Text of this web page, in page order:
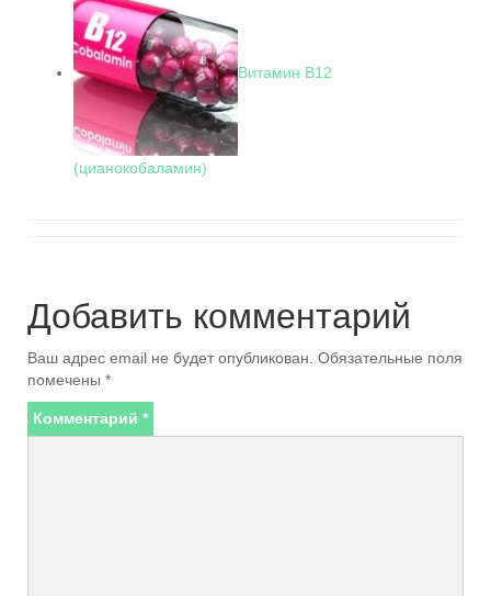
Витамин В12
(цианокобаламин)
Добавить комментарий
Ваш адрес email не будет опубликован. Обязательные поля
помечены *
Комментарий *